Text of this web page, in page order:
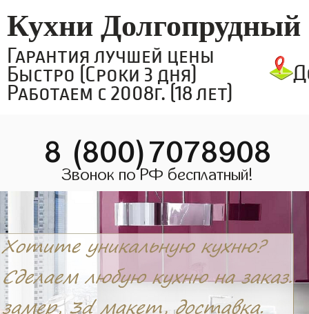
Кухни Долгопрудный
Гарантия лучшей цены
Быстро (Сроки 3 дня)
Работаем с 2008г. (18 лет)
8 (800)7078908
Звонок по РФ бесплатный!